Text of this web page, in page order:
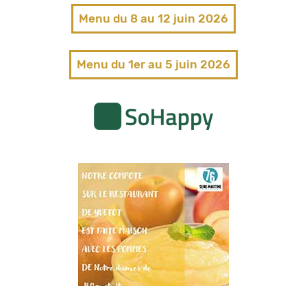
Menu du 8 au 12 juin 2026
Menu du 1er au 5 juin 2026